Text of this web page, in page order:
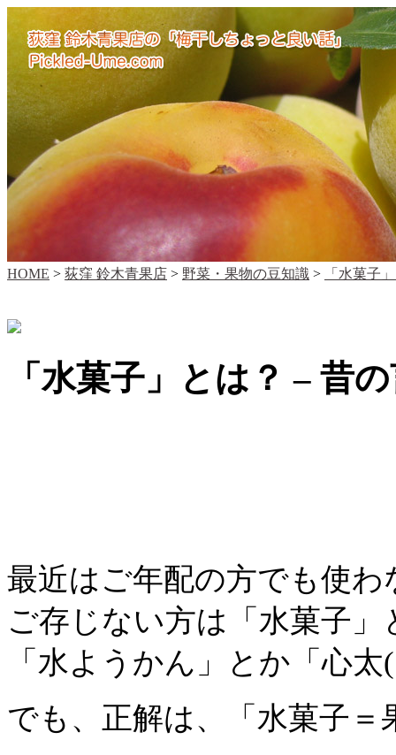
HOME > 荻窪 鈴木青果店 > 野菜・果物の豆知識 > 「水菓子
「水菓子」とは？ – 昔
最近はご年配の方でも使
ご存じない方は「水菓子
「水ようかん」とか「心
でも、正解は、「水菓子＝